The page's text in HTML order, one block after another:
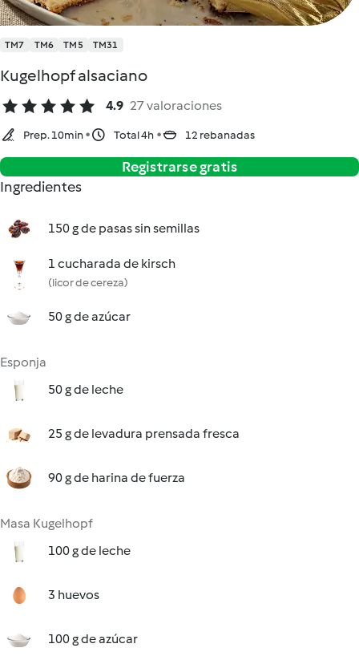
TM7 TM6 TM5 TM31
Kugelhopf alsaciano
4.9 27 valoraciones
Prep. 10min Total 4h 12 rebanadas
Registrarse gratis
Ingredientes
150 g de pasas sin semillas
1 cucharada de kirsch
(licor de cereza)
50 g de azúcar
Esponja
50 g de leche
25 g de levadura prensada fresca
90 g de harina de fuerza
Masa Kugelhopf
100 g de leche
3 huevos
100 g de azúcar